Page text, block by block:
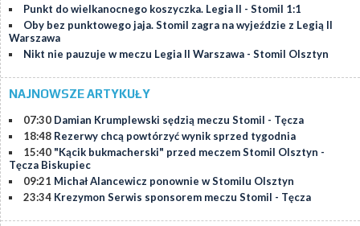
Punkt do wielkanocnego koszyczka. Legia II - Stomil 1:1
Oby bez punktowego jaja. Stomil zagra na wyjeździe z Legią II
Warszawa
Nikt nie pauzuje w meczu Legia II Warszawa - Stomil Olsztyn
NAJNOWSZE ARTYKUŁY
07:30 Damian Krumplewski sędzią meczu Stomil - Tęcza
18:48 Rezerwy chcą powtórzyć wynik sprzed tygodnia
15:40 "Kącik bukmacherski" przed meczem Stomil Olsztyn -
Tęcza Biskupiec
09:21 Michał Alancewicz ponownie w Stomilu Olsztyn
23:34 Krezymon Serwis sponsorem meczu Stomil - Tęcza